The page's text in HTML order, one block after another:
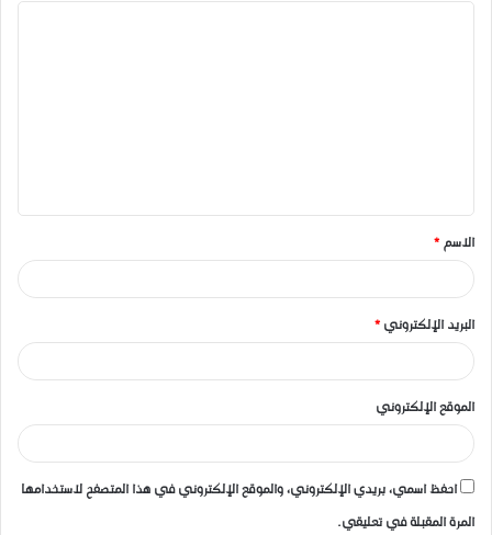
ق
*
الاسم *
البريد الإلكتروني *
الموقع الإلكتروني
احفظ اسمي، بريدي الإلكتروني، والموقع الإلكتروني في هذا المتصفح لاستخدامها
المرة المقبلة في تعليقي.